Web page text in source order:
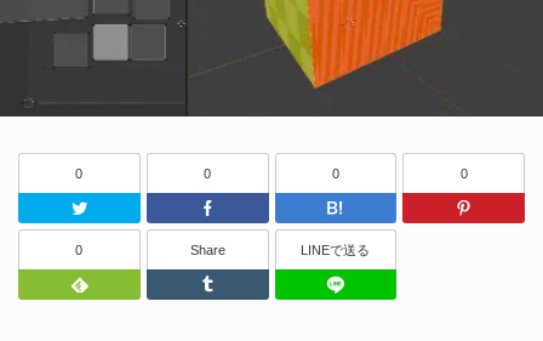
0
Twitter
0
Facebook
0
はてなブッ
0
0
Feedly
Share
Tumblr
LINEで送る